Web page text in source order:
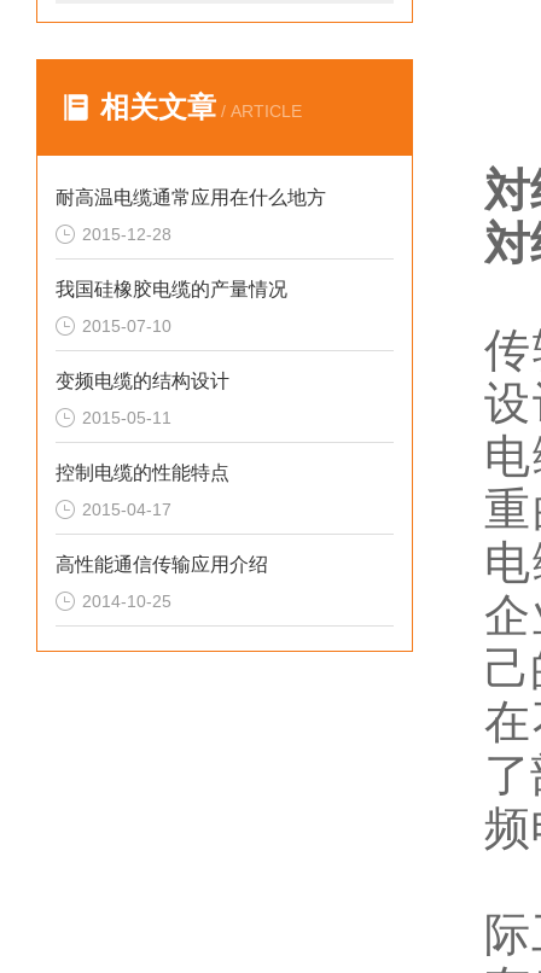
相关文章 / ARTICLE
耐高温电缆通常应用在什么地方
2015-12-28
我国硅橡胶电缆的产量情况
2015-07-10
变频电缆的结构设计
2015-05-11
控制电缆的性能特点
2015-04-17
高性能通信传输应用介绍
2014-10-25
频